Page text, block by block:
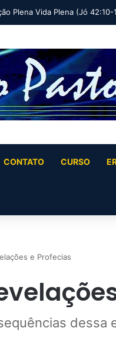
um ciclo (Jó 42:7-9)
CONTATO CURSO
e Profecias
dessa